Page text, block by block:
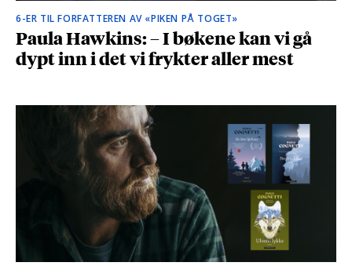
6-ER TIL FORFATTEREN AV «PIKEN PÅ TOGET»
Paula Hawkins: – I bøkene kan vi gå
dypt inn i det vi frykter aller mest